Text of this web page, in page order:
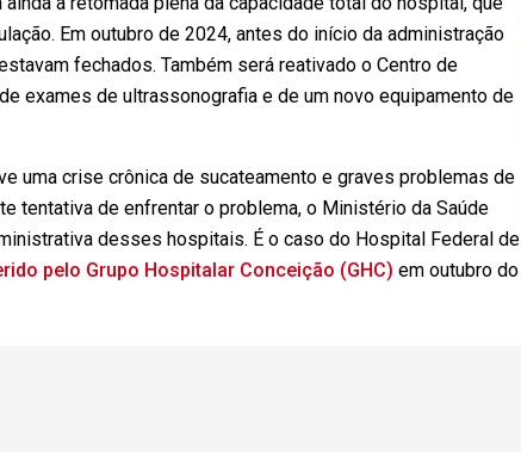
Em outubro de 2024, antes do início da administração
fechados. Também será reativado o Centro de
exames de ultrassonografia e de um novo equipamento de
uma crise crônica de sucateamento e graves problemas de
tentativa de enfrentar o problema, o Ministério da Saúde
desses hospitais. É o caso do Hospital Federal de
pelo Grupo Hospitalar Conceição (GHC) em outubro do